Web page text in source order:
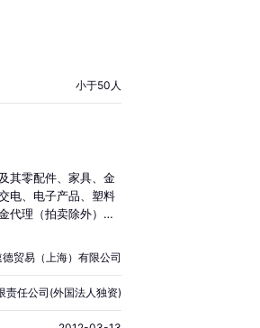
小于50人
其零配件、家具、金
电、电子产品、塑料
代理（拍卖除外）、
管理商品的，按国家
目，经相关部门批准
德贸易（上海）有限公司
责任公司(外国法人独资)